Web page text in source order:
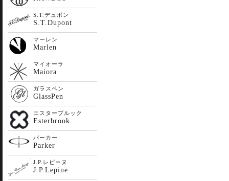
S.T.デュポン
S.T.Dupont
マーレン
Marlen
マイオーラ
Maiora
ガラスペン
GlassPen
エスターブルック
Esterbrook
パーカー
Parker
J.P.レピーヌ
J.P.Lepine